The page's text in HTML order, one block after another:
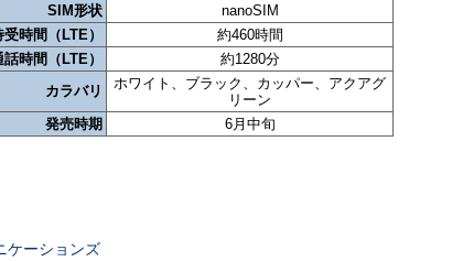
SIM形状
nanoSIM
時間（LTE）
約460時間
時間（LTE）
約1280分
カラバリ
ホワイト、ブラック、カッパー、アクアグ
リーン
発売時期
6月中旬
ケーションズ